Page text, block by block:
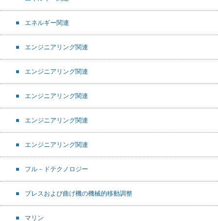
エネルギー関連
エンジニアリング関連
エンジニアリング関連
エンジニアリング関連
エンジニアリング関連
エンジニアリング関連
フル－ドテクノロジー
プレスおよび曲げ機の機械的移動調整
マリン